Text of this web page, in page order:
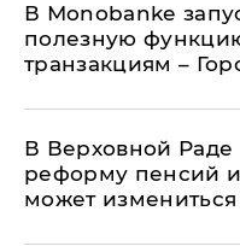
В Мonobankе
полезную
транзакциям –
В Верховной Раде
реформу пенсий и
может измениться